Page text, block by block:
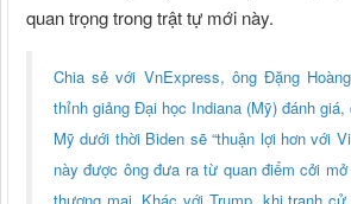
quan trọng trong trật tự mới này.
Chia sẻ với VnExpress, ông Đặng
thỉnh giảng Đại học Indiana (Mỹ) đánh
Mỹ dưới thời Biden sẽ “thuận lợi hơn với
này được ông đưa ra từ quan điểm cởi